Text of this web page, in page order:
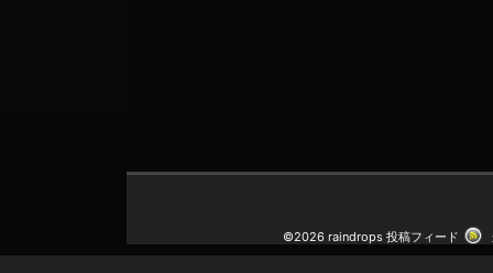
©2026 raindrops 投稿フィード